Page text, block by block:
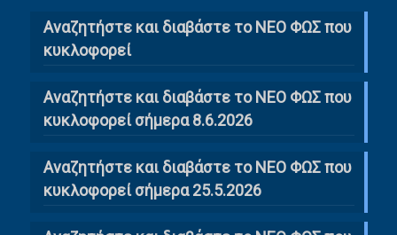
Αναζητήστε και διαβάστε το NΕΟ ΦΩΣ που
κυκλοφορεί
Αναζητήστε και διαβάστε το ΝΕΟ ΦΩΣ που
κυκλοφορεί σήμερα 8.6.2026
Αναζητήστε και διαβάστε το ΝΕΟ ΦΩΣ που
κυκλοφορεί σήμερα 25.5.2026